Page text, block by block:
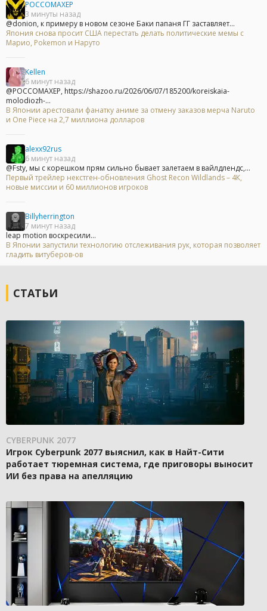
POCCOMAXEP
3 минуты назад
@donion, к примеру в новом сезоне Баки папаня ГГ заставляет...
Япония снова просит США перестать делать политические мемы с
Марио, Pokemon и Наруто
Kellen
6 минут назад
@POCCOMAXEP, https://shazoo.ru/2026/06/07/185200/koreiskaia-
molodiozh-...
В Японии арестовали фанатку аниме за отмену заказов мерча Naruto
и One Piece на 2,7 миллиона долларов
alexx92rus
6 минут назад
@Fsty, мы с корешком прям сильно бывает залетаем в вайлдлендс,...
Первый трейлер некстген-обновления Ghost Recon Wildlands – 4К,
новые миссии и 60 миллионов игроков
Billyherrington
7 минут назад
leap motion воскресили...
В Японии запустили технологию отслеживания рук, которая позволяет
гладить витуберов-ов
СТАТЬИ
CYBERPUNK 2077
Игрок Cyberpunk 2077 выяснил, как в Найт-Сити
работает тюремная система, где приговоры выносит
ИИ без права на апелляцию